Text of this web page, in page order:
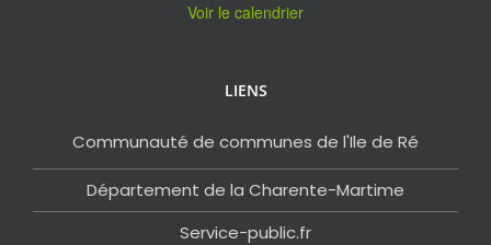
Voir le calendrier
LIENS
Communauté de communes de l'Ile de Ré
Département de la Charente-Martime
Service-public.fr